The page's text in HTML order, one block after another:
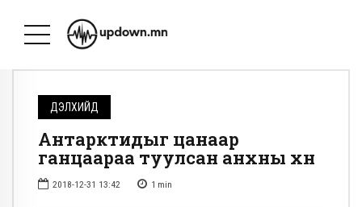
ДЭЛХИЙД
Антарктидыг цанаар
ганцаараа туулсан анхны хүн
2018-12-31 13:42 1 min